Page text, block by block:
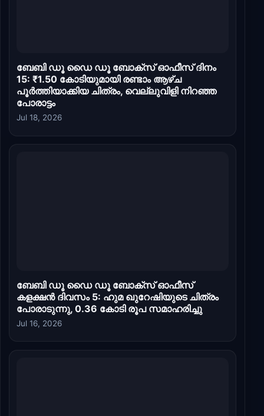
ബേബി ഡൂ ഡൈ ഡൂ ബോക്സ് ഓഫീസ് ദിനം
15: ₹1.50 കോടിയുമായി രണ്ടാം ആഴ്ച
പൂർത്തിയാക്കിയ ചിത്രം, വെല്ലുവിളി നിറഞ്ഞ
പോരാട്ടം
Jul 18, 2026
ബേബി ഡൂ ഡൈ ഡൂ ബോക്സ് ഓഫീസ്
കളക്ഷൻ ദിവസം 5: ഹുമ ഖുറേഷിയുടെ ചിത്രം
പോരാടുന്നു, 0.36 കോടി രൂപ സമാഹരിച്ചു
Jul 16, 2026